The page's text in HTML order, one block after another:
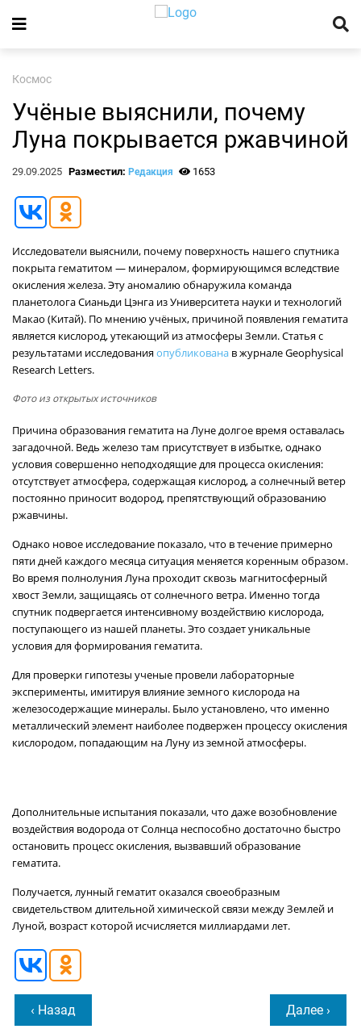
Космос
Учёные выяснили, почему
Луна покрывается ржавчиной
29.09.2025 Разместил: Редакция 1653
Исследователи выяснили, почему поверхность нашего спутника
покрыта гематитом — минералом, формирующимся вследствие
окисления железа. Эту аномалию обнаружила команда
планетолога Сианьди Цэнга из Университета науки и технологий
Макао (Китай). По мнению учёных, причиной появления гематита
является кислород, утекающий из атмосферы Земли. Статья с
результатами исследованияопубликована в журнале Geophysical
Research Letters.
Фото из открытых источников
Причина образования гематита на Луне долгое время оставалась
загадочной. Ведь железо там присутствует в избытке, однако
условия совершенно неподходящие для процесса окисления:
отсутствует атмосфера, содержащая кислород, а солнечный ветер
постоянно приносит водород, препятствующий образованию
ржавчины.
Однако новое исследование показало, что в течение примерно
пяти дней каждого месяца ситуация меняется коренным образом.
Во время полнолуния Луна проходит сквозь магнитосферный
хвост Земли, защищаясь от солнечного ветра. Именно тогда
спутник подвергается интенсивному воздействию кислорода,
поступающего из нашей планеты. Это создает уникальные
условия для формирования гематита.
Для проверки гипотезы ученые провели лабораторные
эксперименты, имитируя влияние земного кислорода на
железосодержащие минералы. Было установлено, что именно
металлический элемент наиболее подвержен процессу окисления
кислородом, попадающим на Луну из земной атмосферы.
Дополнительные испытания показали, что даже возобновление
воздействия водорода от Солнца неспособно достаточно быстро
остановить процесс окисления, вызвавший образование
гематита.
Получается, лунный гематит оказался своеобразным
свидетельством длительной химической связи между Землей и
Луной, возраст которой исчисляется миллиардами лет.
‹ Назад Далее ›